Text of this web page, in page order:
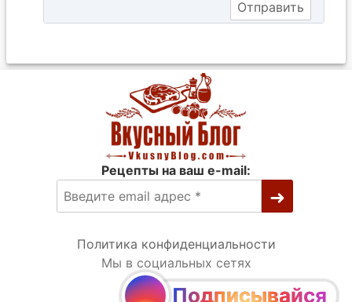
Рецепты на ваш e-mail:
Политика конфиденциальности
Мы в социальных сетях
Подписывайся